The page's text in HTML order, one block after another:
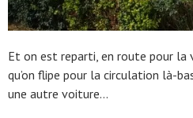
Et on est reparti, en route pour la
qu’on flipe pour la circulation là-
une autre voiture…